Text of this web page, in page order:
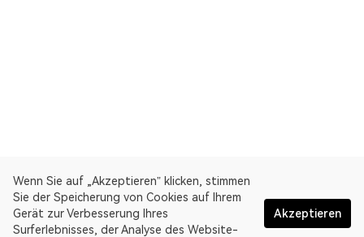
Wenn Sie auf „Akzeptieren” klicken, stimmen
Sie der Speicherung von Cookies auf Ihrem
Gerät zur Verbesserung Ihres
Surferlebnisses, der Analyse des Website-
Akzeptieren